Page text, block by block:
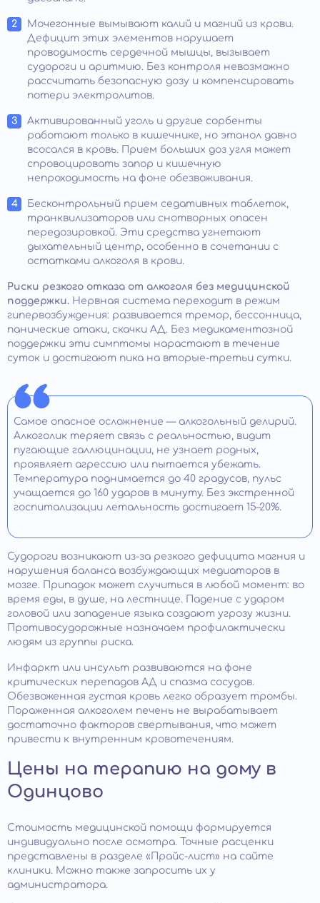
Мочегонные вымывают калий и магний из крови.
Дефицит этих элементов нарушает
проводимость сердечной мышцы, вызывает
судороги и аритмию. Без контроля невозможно
рассчитать безопасную дозу и компенсировать
потери электролитов.
Активированный уголь и другие сорбенты
работают только в кишечнике, но этанол давно
всосался в кровь. Прием больших доз угля может
спровоцировать запор и кишечную
непроходимость на фоне обезвоживания.
Бесконтрольный прием седативных таблеток,
транквилизаторов или снотворных опасен
передозировкой. Эти средства угнетают
дыхательный центр, особенно в сочетании с
остатками алкоголя в крови.
Риски резкого отказа от алкоголя без медицинской
поддержки. Нервная система переходит в режим
гипервозбуждения: развивается тремор, бессонница,
панические атаки, скачки АД. Без медикаментозной
поддержки эти симптомы нарастают в течение
суток и достигают пика на вторые-третьи сутки.
Самое опасное осложнение — алкогольный делирий.
Алкоголик теряет связь с реальностью, видит
пугающие галлюцинации, не узнает родных,
проявляет агрессию или пытается убежать.
Температура поднимается до 40 градусов, пульс
учащается до 160 ударов в минуту. Без экстренной
госпитализации летальность достигает 15–20%.
Судороги возникают из-за резкого дефицита магния и
нарушения баланса возбуждающих медиаторов в
мозге. Припадок может случиться в любой момент: во
время еды, в душе, на лестнице. Падение с ударом
головой или западение языка создают угрозу жизни.
Противосудорожные назначаем профилактически
людям из группы риска.
Инфаркт или инсульт развиваются на фоне
критических перепадов АД и спазма сосудов.
Обезвоженная густая кровь легко образует тромбы.
Пораженная алкоголем печень не вырабатывает
достаточно факторов свертывания, что может
привести к внутренним кровотечениям.
Цены на терапию на дому в
Одинцово
Стоимость медицинской помощи формируется
индивидуально после осмотра. Точные расценки
представлены в разделе «Прайс-лист» на сайте
клиники. Можно также запросить их у
администратора.